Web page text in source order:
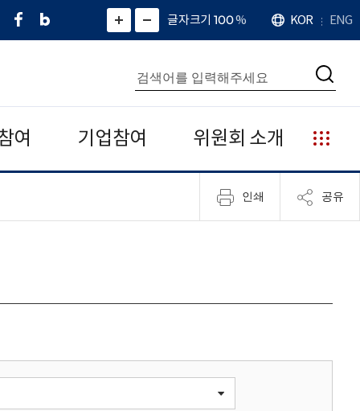
페
네
그
)
화
면
면
소
확
대
치
글자크기 100%
언
어
KOR ENG
통
합
검
색
검
여 기업참여 위원회 소개
누
리
집
안
인쇄 공유